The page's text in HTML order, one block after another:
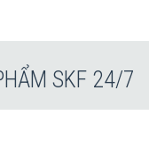
SKF 24/7